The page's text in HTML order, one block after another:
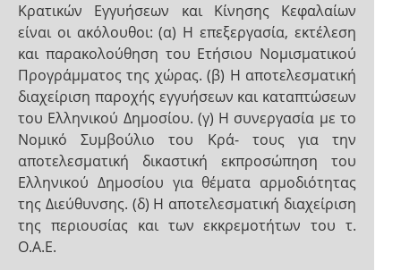
Κρατικών Εγγυήσεων και Κίνησης Κεφαλαίων
είναι οι ακόλουθοι: (α) Η επεξεργασία, εκτέλεση
και παρακολούθηση του Ετήσιου Νομισματικού
Προγράμματος της χώρας. (β) Η αποτελεσματική
διαχείριση παροχής εγγυήσεων και καταπτώσεων
του Ελληνικού Δημοσίου. (γ) Η συνεργασία με το
Νομικό Συμβούλιο του Κρά- τους για την
αποτελεσματική δικαστική εκπροσώπηση του
Ελληνικού Δημοσίου για θέματα αρμοδιότητας
της Διεύθυνσης. (δ) Η αποτελεσματική διαχείριση
της περιουσίας και των εκκρεμοτήτων του τ.
Ο.Α.Ε.